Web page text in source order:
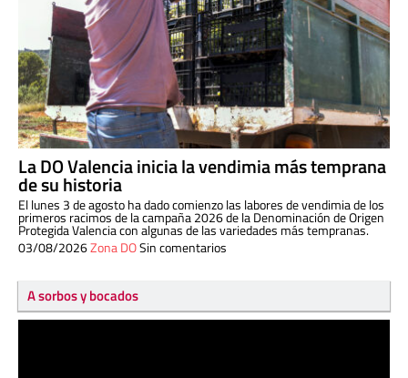
La DO Valencia inicia la vendimia más temprana
de su historia
El lunes 3 de agosto ha dado comienzo las labores de vendimia de los
primeros racimos de la campaña 2026 de la Denominación de Origen
Protegida Valencia con algunas de las variedades más tempranas.
03/08/2026Zona DOSin comentarios
A sorbos y bocados